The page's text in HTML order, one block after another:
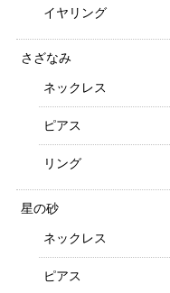
イヤリング
さざなみ
ネックレス
ピアス
リング
星の砂
ネックレス
ピアス